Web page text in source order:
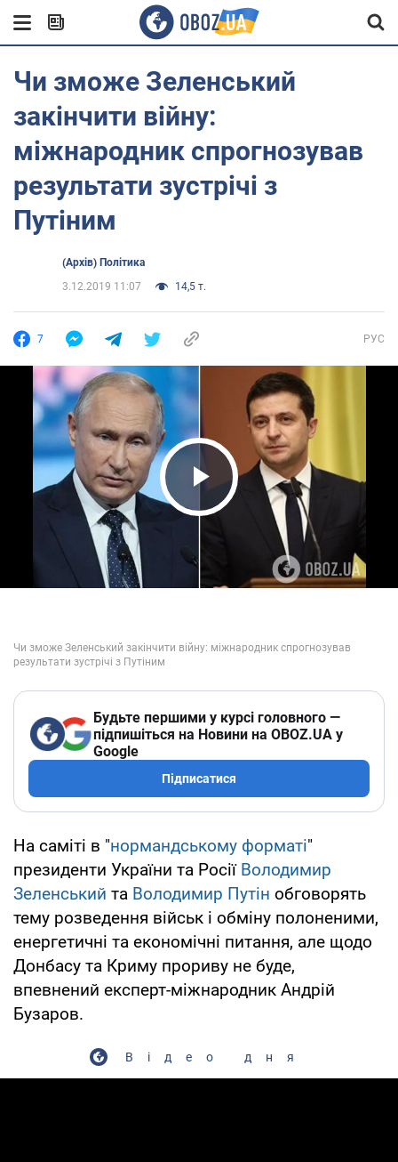
Чи зможе Зеленський
закінчити війну:
міжнародник спрогнозував
результати зустрічі з
Путіним
(Архів) Політика
3.12.2019 11:07
14,5 т.
7 РУС
Play Video
Будьте першими у курсі головного —
підпишіться на Новини на OBOZ.UA у
Google
Підписатися
На саміті в "нормандському форматі"
президенти України та Росії Володимир
Зеленський та Володимир Путін обговорять
тему розведення військ і обміну полоненими,
енергетичні та економічні питання, але щодо
Донбасу та Криму прориву не буде,
впевнений експерт-міжнародник Андрій
Бузаров.
Відео дня